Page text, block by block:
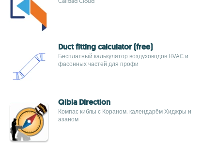
Duct fitting calculator (free)
Бесплатный калькулятор воздуховодов HVAC и
фасонных частей для профи
Qibla Direction
Компас киблы с Кораном, календарём Хиджры и
азаном